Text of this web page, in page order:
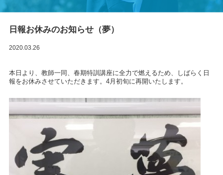
日報お休みのお知らせ（夢）
2020.03.26
本日より、教師一同、春期特訓講座に全力で燃えるため、しばらく日
報をお休みさせていただきます。4月初旬に再開いたします。